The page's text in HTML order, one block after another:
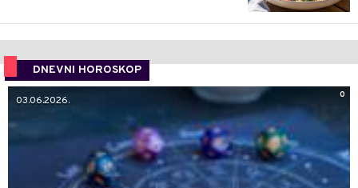
DNEVNI HOROSKOP
0
03.06.2026.